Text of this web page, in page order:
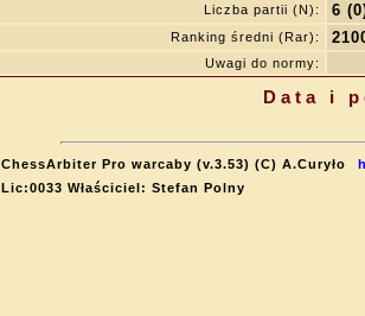
Liczba partii (N): 6
Ranking średni (Rar):
Uwagi do normy:
Data i
ChessArbiter Pro warcaby (v.3.53) (C) A.Curyło
Lic:0033 Właściciel: Stefan Polny